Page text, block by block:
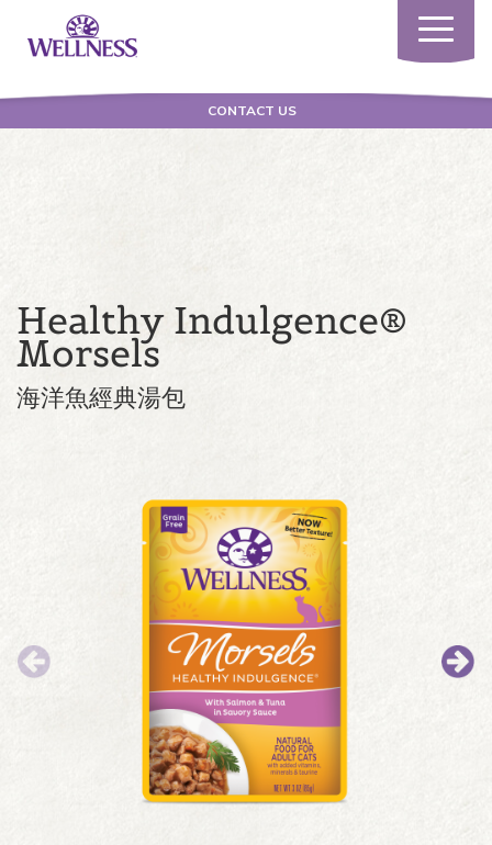
Toggle
CONTACT US
Healthy Indulgence®
Morsels
海洋魚經典湯包